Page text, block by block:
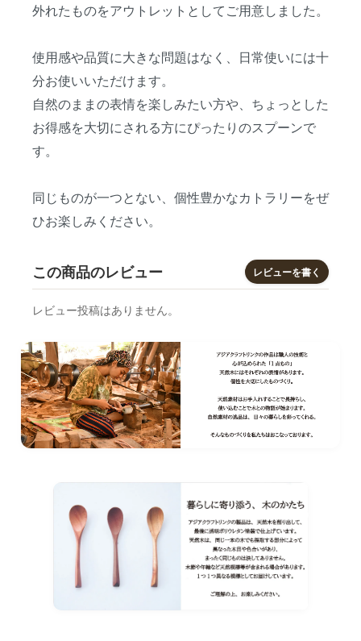
外れたものをアウトレットとしてご用意しました。
使用感や品質に大きな問題はなく、日常使いには十
分お使いいただけます。
自然のままの表情を楽しみたい方や、ちょっとした
お得感を大切にされる方にぴったりのスプーンで
す。
同じものが一つとない、個性豊かなカトラリーをぜ
ひお楽しみください。
この商品のレビュー レビューを書く
レビュー投稿はありません。